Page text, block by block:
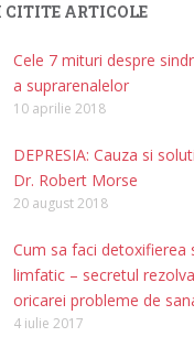
CITITE ARTICOLE
Cele 7 mituri despre
a suprarenalelor
10 aprilie 2018
DEPRESIA: Cauza si
Dr. Robert Morse
20 august 2018
Cum sa faci detoxifierea
limfatic – secretul
oricarei probleme de
4 iulie 2017